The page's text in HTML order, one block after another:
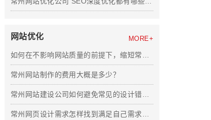
2024-12-31
查看详情
2024-11-30
查看详情
网站优化 MORE+
常州网站制作的费用大概是多少？